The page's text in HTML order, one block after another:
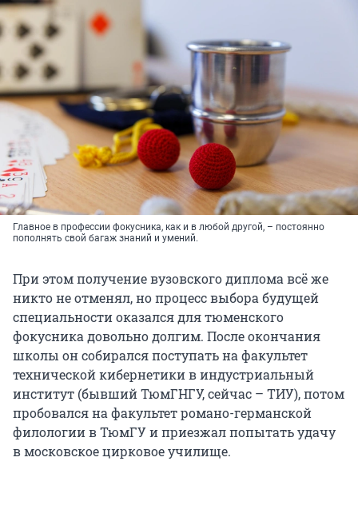
Главное в профессии фокусника, как и в любой другой, – постоянно
пополнять свой багаж знаний и умений.
При этом получение вузовского диплома всё же
никто не отменял, но процесс выбора будущей
специальности оказался для тюменского
фокусника довольно долгим. После окончания
школы он собирался поступать на факультет
технической кибернетики в индустриальный
институт (бывший ТюмГНГУ, сейчас – ТИУ), потом
пробовался на факультет романо-германской
филологии в ТюмГУ и приезжал попытать удачу
в московское цирковое училище.